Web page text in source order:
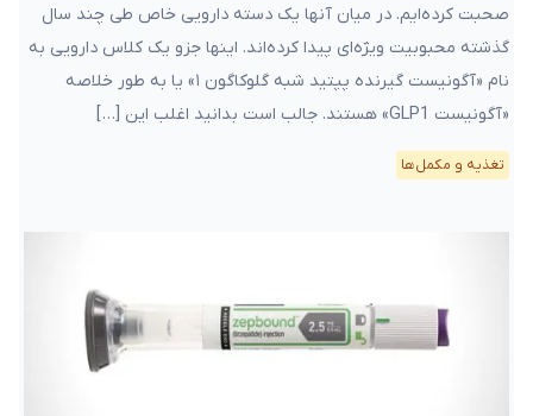
صحبت کرده‌ایم. در میان آنها یک دسته دارویی خاص طی چند سال
گذشته محبوبیت ویژه‌ای پیدا کرده‌اند. اینها جزو یک کلاس دارویی به
نام «آگونیست گیرنده پپتید شبه گلوکاگون ۱» یا به طور خلاصه
«آگونیست GLP1» هستند. جالب است بدانید اغلب این […]
تغذیه و مکمل‌ها